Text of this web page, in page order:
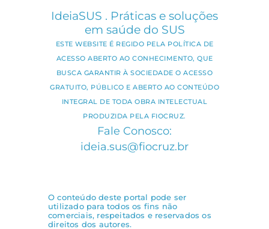
IdeiaSUS . Práticas e soluções
em saúde do SUS
ESTE WEBSITE É REGIDO PELA POLÍTICA DE
ACESSO ABERTO AO CONHECIMENTO, QUE
BUSCA GARANTIR À SOCIEDADE O ACESSO
GRATUITO, PÚBLICO E ABERTO AO CONTEÚDO
INTEGRAL DE TODA OBRA INTELECTUAL
PRODUZIDA PELA FIOCRUZ.
Fale Conosco:
ideia.sus@fiocruz.br
O conteúdo deste portal pode ser
utilizado para todos os fins não
comerciais, respeitados e reservados os
direitos dos autores.